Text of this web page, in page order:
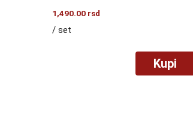
1,490.00 rsd
/ set
Kupi